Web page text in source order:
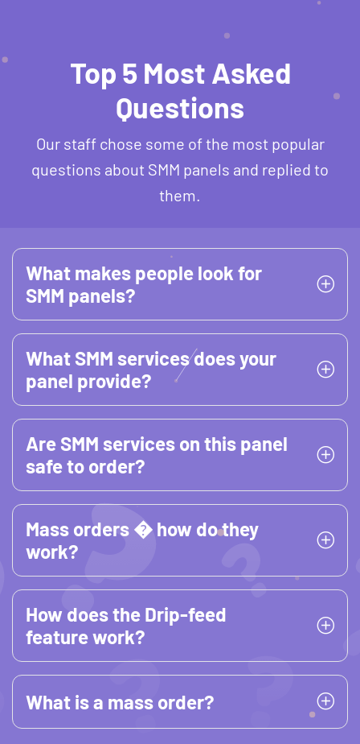
Top 5 Most Asked
Questions
Our staff chose some of the most popular
questions about SMM panels and replied to
them.
What makes people look for
SMM panels?
What SMM services does your
panel provide?
Are SMM services on this panel
safe to order?
Mass orders � how do they
work?
How does the Drip-feed
feature work?
What is a mass order?